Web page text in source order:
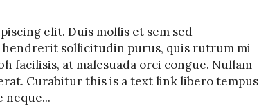
elit. Duis mollis et sem sed
sollicitudin purus, quis rutrum mi
facilisis, at malesuada orci congue. Nullam
Curabitur this is a text link libero tempus
neque...